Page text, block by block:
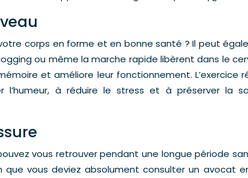
corps en forme et en bonne santé ? Il peut
ou même la marche rapide libèrent dans le
et améliore leur fonctionnement.
l’humeur, à réduire le stress et à préserver la
vous retrouver pendant une longue période
vous deviez absolument consulter un avocat